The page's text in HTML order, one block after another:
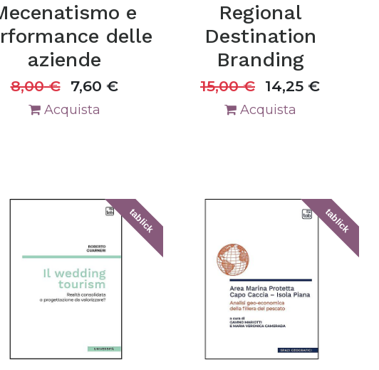
e
delle
aziende
8,00€ 7,60 €
Acquista
Regional
Destination
Branding
15,00€ 14,25 €
Acquista
tablick tablick